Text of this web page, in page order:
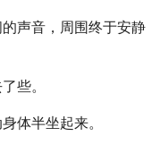
声音，周围终于安静
些。
体半坐起来。